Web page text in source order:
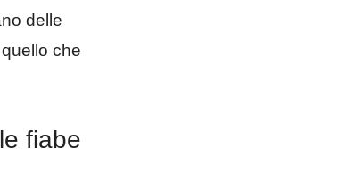
delle
che
fiabe